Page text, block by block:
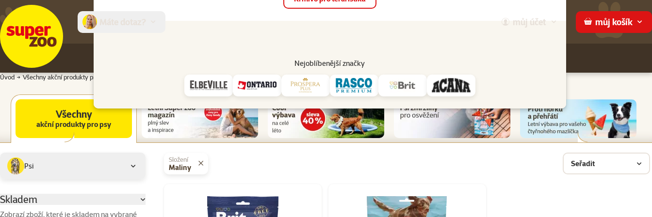
můj účet můj košík
Nejoblíbenější značky
Prodejny Služby
Úvod Všechny akční produkty pro psy
Všechny akční produkty pro psy
Všechny
akční produkty pro psy
Podkategorie
Psi
Parametrický filtr
Skladem
Zobrazí zboží, které je skladem na vybrané
Vybrané filtry
Složení
Maliny Seřadit